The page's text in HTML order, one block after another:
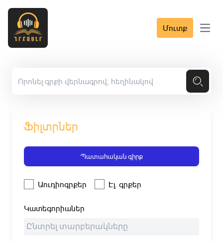
Մուտք Open
Ֆիլտրներ
Պատահական գիրք
Աուդիոգրքեր Էլ. գրքեր
Կատեգորիաներ